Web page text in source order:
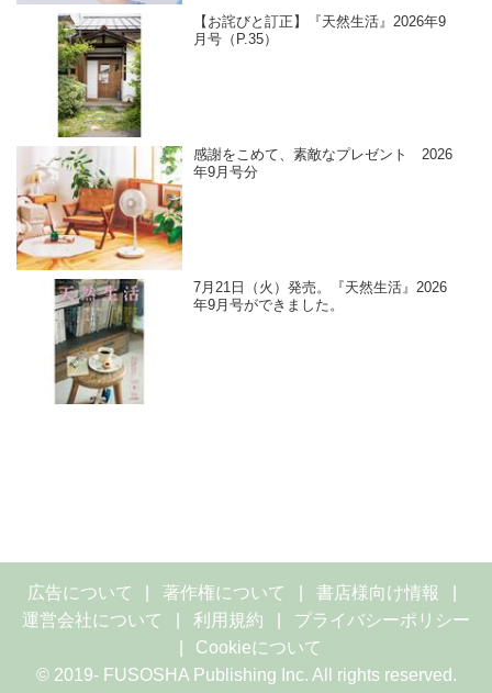
【お詫びと訂正】『天然生活』2026年9
月号（P.35）
感謝をこめて、素敵なプレゼント 2026
年9月号分
7月21日（火）発売。『天然生活』2026
年9月号ができました。
広告について 著作権について
書店様向け情報
運営会社について
利用規約
プライバシーポリシー
Cookieについて
© 2019- FUSOSHA Publishing Inc. All rights reserved.